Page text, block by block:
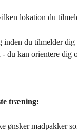
lokation du
inden du tilmelder
du kan orientere dig
træning:
ønsker madpakker